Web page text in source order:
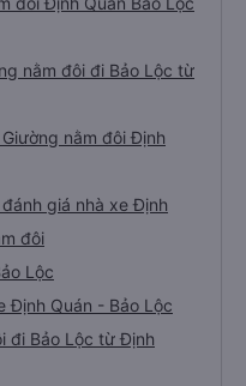
nằm đôi đi Bảo Lộc từ
nằm đôi Định
giá nhà xe Định
đôi
Lộc
Định Quán - Bảo Lộc
đi Bảo Lộc từ Định